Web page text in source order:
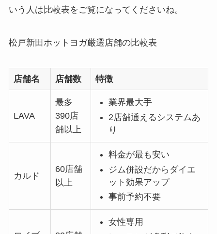
いう人は比較表をご覧になってくださいね。
松戸新田ホットヨガ厳選店舗の比較表
店舗名 店舗数 特徴
LAVA
最多
390店
舗以上
業界最大手
2店舗通えるシステムあ
り
カルド
60店舗
以上
料金が最も安い
ジム併設だからダイエ
ット効果アップ
事前予約不要
女性専用